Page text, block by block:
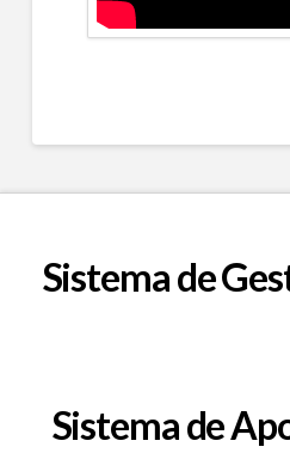
Sistema de
Sistema de